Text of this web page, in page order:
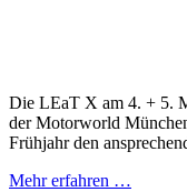
Die LEaT X am 4. + 5.
der Motorworld
Frühjahr den
Mehr erfahren …